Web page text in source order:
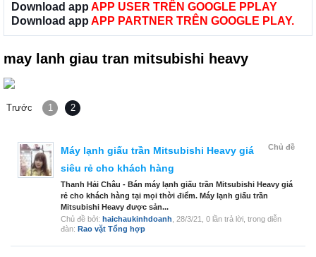
Download app APP USER TRÊN GOOGLE PPLAY
Download app APP PARTNER TRÊN GOOGLE PLAY.
may lanh giau tran mitsubishi heavy
Trước 1 2
Chủ đề
Máy lạnh giấu trần Mitsubishi Heavy giá
siêu rẻ cho khách hàng
Thanh Hải Châu - Bán máy lạnh giấu trần Mitsubishi Heavy giá
rẻ cho khách hàng tại mọi thời điểm. Máy lạnh giấu trần
Mitsubishi Heavy được sản...
Chủ đề bởi: haichaukinhdoanh 28/3/21
, 0 lần trả lời, trong diễn
đàn: Rao vặt Tổng hợp